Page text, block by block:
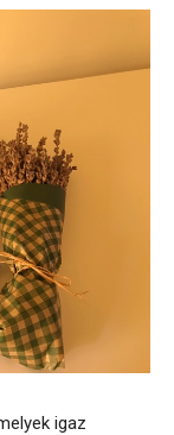
igaz